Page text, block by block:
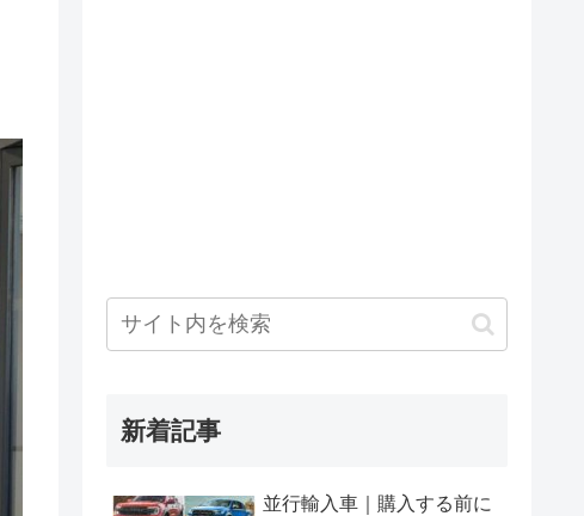
新着記事
並行輸入車｜購入する前に